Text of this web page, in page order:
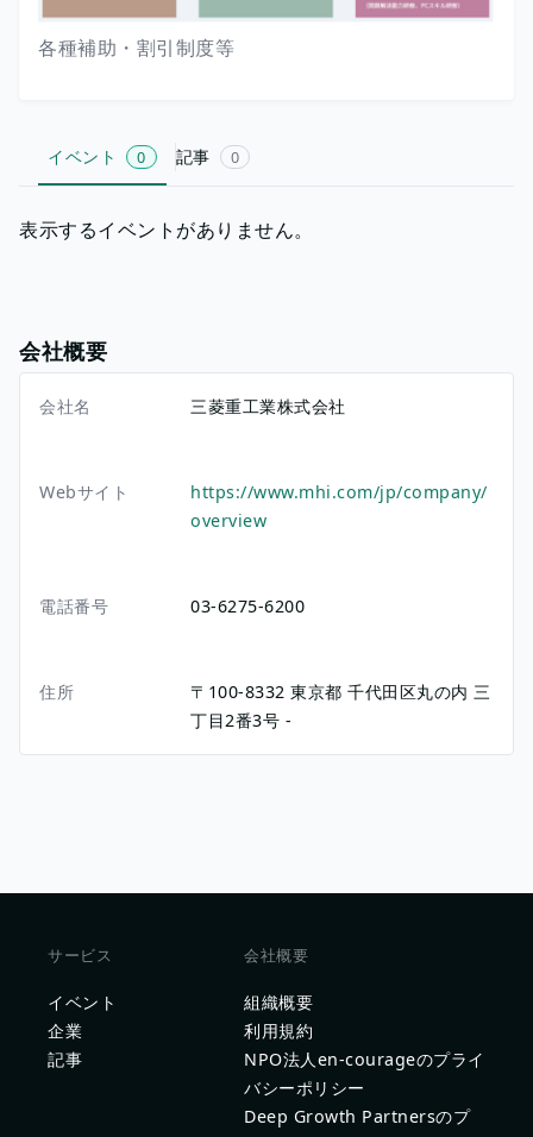
各種補助・割引制度等
イベント 0 記事 0
表示するイベントがありません。
会社概要
会社名 三菱重工業株式会社
Webサイト
https://www.mhi.com/jp/company/
overview
電話番号 03-6275-6200
住所 〒100-8332東京都千代田区丸の内 三
丁目2番3号 -
サービス
イベント
企業
記事
会社概要
組織概要
利用規約
NPO法人en-courageのプライ
バシーポリシー
Deep Growth Partnersのプ